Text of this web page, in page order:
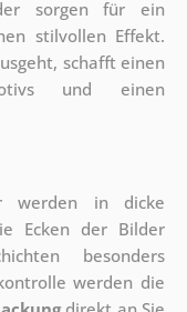
sorgen für ein
stilvollen Effekt.
schafft einen
und einen
werden in dicke
Ecken der Bilder
besonders
werden die